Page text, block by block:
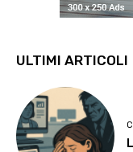
ULTIMI ARTICOLI